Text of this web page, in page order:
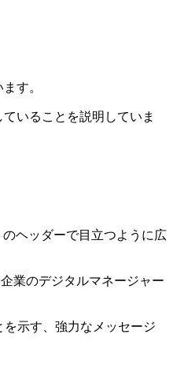
す。
いることを説明していま
ヘッダーで目立つように広
業のデジタルマネージャー
示す、強力なメッセージ